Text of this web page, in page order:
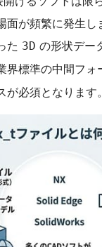
が頻繁に発生し
た 3D の形状デー
界標準の中間フォ
必須となります。